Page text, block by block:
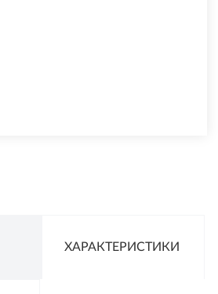
ХАРАКТЕРИСТИКИ